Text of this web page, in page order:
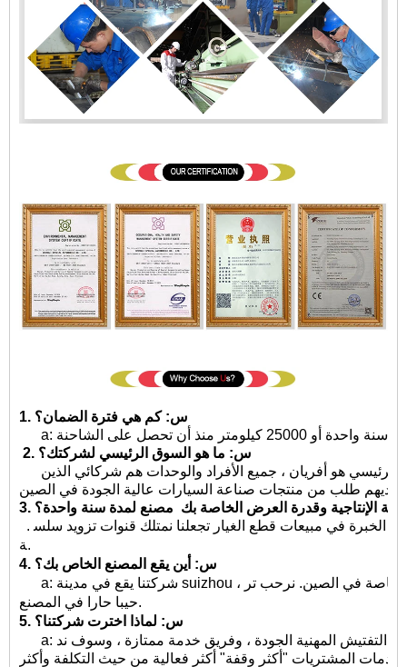
2. س: ما هو السوق الرئيسي لشركتك؟
الإنتاجية وقدرة العرض الخاصة بك مصنع لمدة سنة واحدة؟
. ج: هذا يعتمد على احتياجاتك. 10 سنوات من الخبرة في مبيعات قطع الغيار تجعلنا نمتلك قنوات تزويد سلس
ة.
a: شركتنا يقع في مدينة suizhou ، مقاطعة هوبى ، عاصمة السيارة للأغراض الخاصة في الصين. نرحب تر
حيبا حارا في المصنع.
a: لدينا امدادات وفيرة من الموارد ، والمهندسين التفتيش المهنية الجودة ، وفريق خدمة ممتازة ، وسوف ند
خدمات المشتريات "أكثر وقفة" أكثر فعالية من حيث التكلفة وأكثر